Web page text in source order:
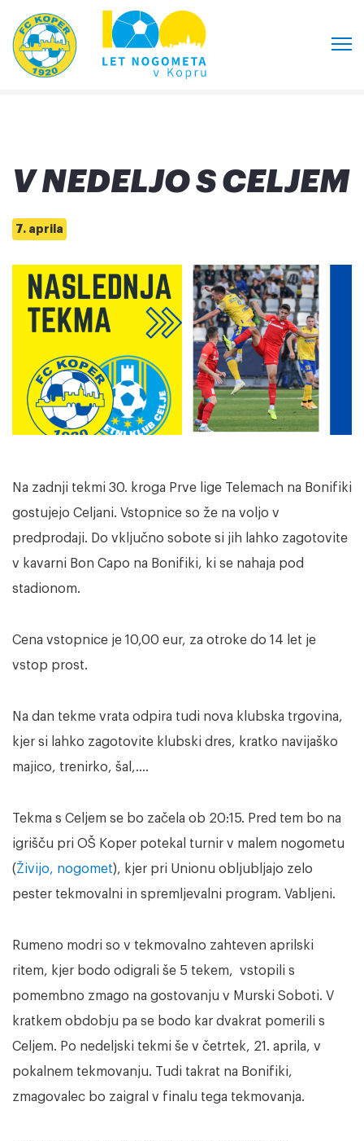
V NEDELJO S CELJEM
7. aprila
Na zadnji tekmi 30. kroga Prve lige Telemach na Bonifiki
gostujejo Celjani. Vstopnice so že na voljo v
predprodaji. Do vključno sobote si jih lahko zagotovite
v kavarni Bon Capo na Bonifiki, ki se nahaja pod
stadionom.
Cena vstopnice je 10,00 eur, za otroke do 14 let je
vstop prost.
Na dan tekme vrata odpira tudi nova klubska trgovina,
kjer si lahko zagotovite klubski dres, kratko navijaško
majico, trenirko, šal,….
Tekma s Celjem se bo začela ob 20:15. Pred tem bo na
igrišču pri OŠ Koper potekal turnir v malem nogometu
(Živijo, nogomet), kjer pri Unionu obljubljajo zelo
pester tekmovalni in spremljevalni program. Vabljeni.
Rumeno modri so v tekmovalno zahteven aprilski
ritem, kjer bodo odigrali še 5 tekem, vstopili s
pomembno zmago na gostovanju v Murski Soboti. V
kratkem obdobju pa se bodo kar dvakrat pomerili s
Celjem. Po nedeljski tekmi še v četrtek, 21. aprila, v
pokalnem tekmovanju. Tudi takrat na Bonifiki,
zmagovalec bo zaigral v finalu tega tekmovanja.